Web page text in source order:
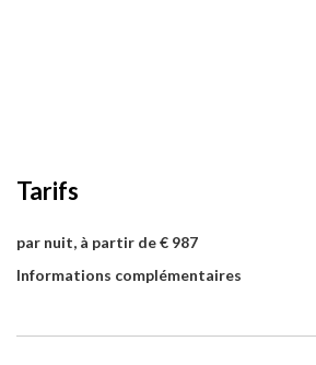
Tarifs
par nuit, à partir de € 987
Informations complémentaires